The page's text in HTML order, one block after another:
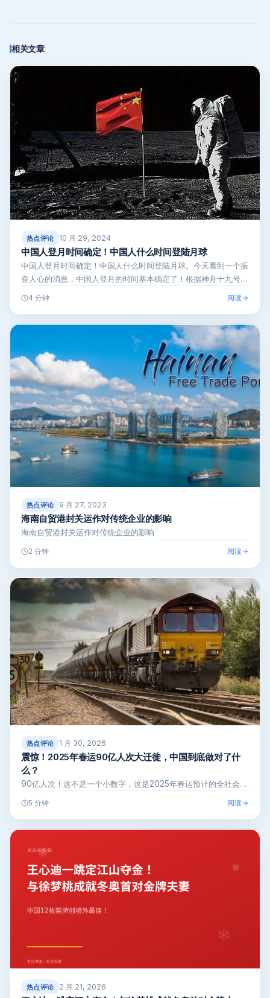
相关文章
热点评论 10 月 29, 2024
中国人登月时间确定！中国人什么时间登陆月球
中国人登月时间确定！中国人什么时间登陆月球。今天看到一个振
奋人心的消息，中国人登月的时间基本确定了！根据神舟十九号载
4 分钟 阅读
热点评论 9 月 27, 2023
海南自贸港封关运作对传统企业的影响
海南自贸港封关运作对传统企业的影响
2 分钟 阅读
热点评论 1 月 30, 2026
震惊！2025年春运90亿人次大迁徙，中国到底做对了什
么？
90亿人次！这不是一个小数字，这是2025年春运预计的全社会…
5 分钟 阅读
热点评论 2 月 21, 2026